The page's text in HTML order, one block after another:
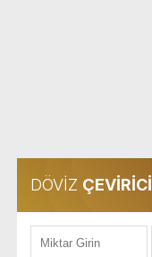
DÖVİZ ÇEVİRİCİ